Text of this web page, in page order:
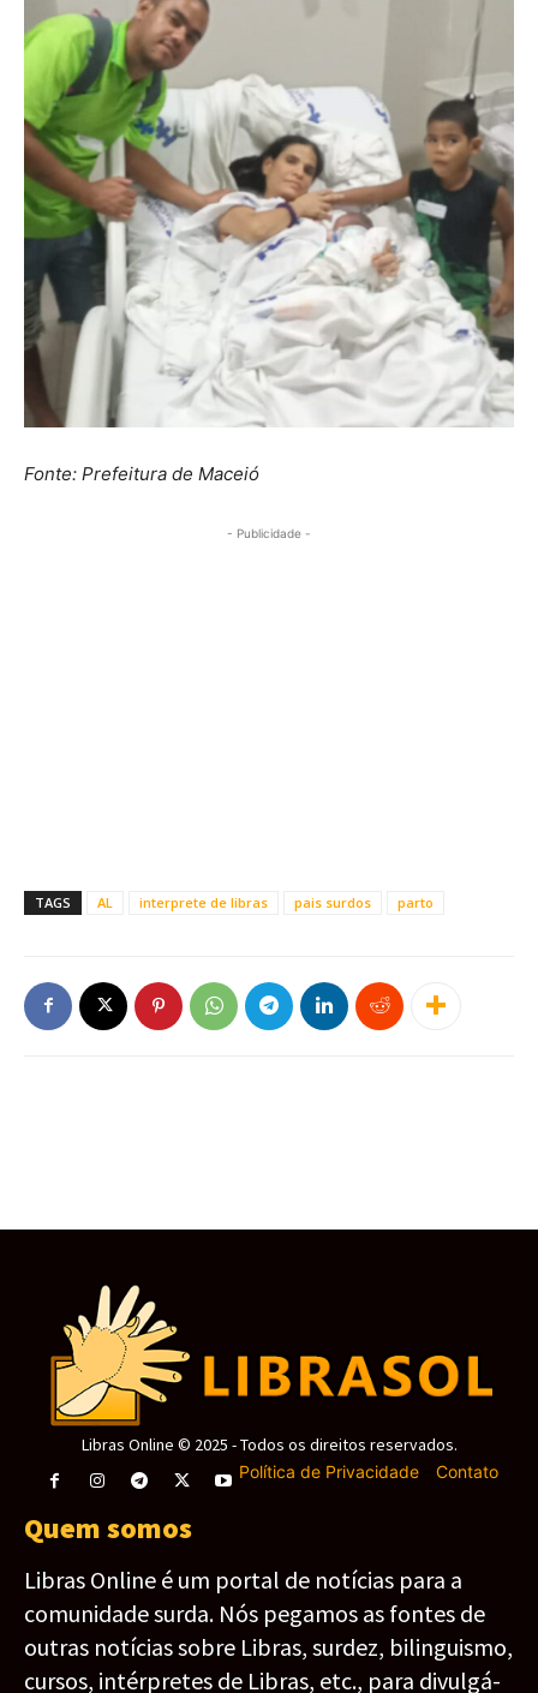
Fonte: Prefeitura de Maceió
- Publicidade -
TAGS AL interprete de libras pais surdos parto
Este site usa cookies para garantir que você
obtenha a melhor experiência em nosso site.
Libras Online © 2025 - Todos os direitos reservados.
Política de Privacidade- Contato
Quem somos
Libras Online é um portal de notícias para a
comunidade surda. Nós pegamos as fontes de
outras notícias sobre Libras, surdez, bilinguismo,
cursos, intérpretes de Libras, etc., para divulgá-